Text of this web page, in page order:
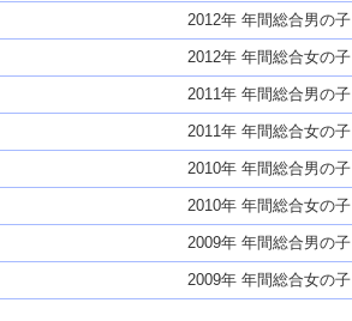
2012年 年間総合男の子
2012年 年間総合女の子
2011年 年間総合男の子
2011年 年間総合女の子
2010年 年間総合男の子
2010年 年間総合女の子
2009年 年間総合男の子
2009年 年間総合女の子